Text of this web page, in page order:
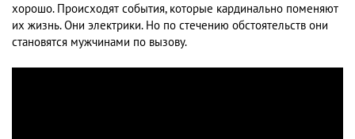
хорошо. Происходят события, которые кардинально поменяют
их жизнь. Они электрики. Но по стечению обстоятельств они
становятся мужчинами по вызову.